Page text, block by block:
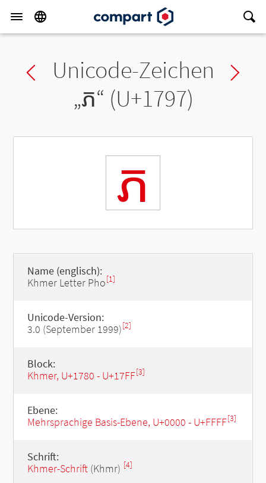
Previous char
Unicode-Zeichen
„ភ“ (U+1797)
ភ
Name (englisch):
Khmer Letter Pho[1]
Unicode-Version:
3.0 (September 1999)[2]
Block:
Khmer, U+1780 - U+17FF[3]
Ebene:
Mehrsprachige Basis-Ebene, U+0000 - U+FFFF[3]
Schrift:
Khmer-Schrift(Khmr) [4]